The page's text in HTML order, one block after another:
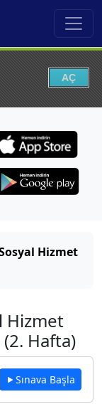
AÇ
Hizmet
Hizmet
(2. Hafta)
Sınava Başla